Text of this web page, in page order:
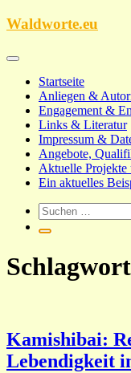
Zum
Waldworte.eu
Startseite
Anliegen &
Engagement &
Links & Literatur
Impressum &
Angebote,
Aktuelle Projekte
Ein aktuelles
Kamishibai:
Lebendigkeit